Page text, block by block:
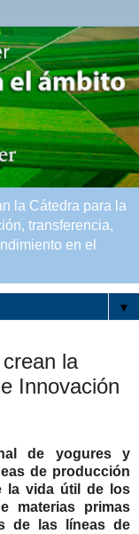
la Cátedra para la
transferencia,
en el
▼
la
Innovación
de yogures y
de producción
la vida útil de los
materias primas
de las líneas de